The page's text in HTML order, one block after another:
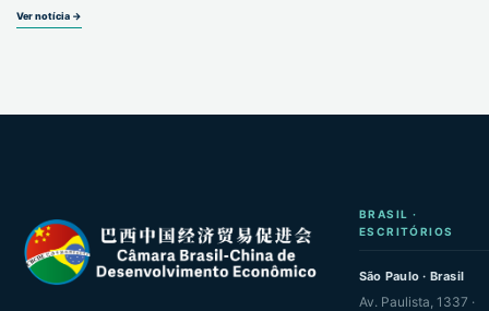
Ver notícia →
BRASIL ·
ESCRITÓRIOS
São Paulo · Brasil
Av. Paulista, 1337 ·